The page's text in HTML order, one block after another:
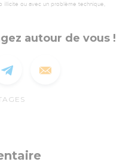
ou avec un problème technique,
autour de vous !